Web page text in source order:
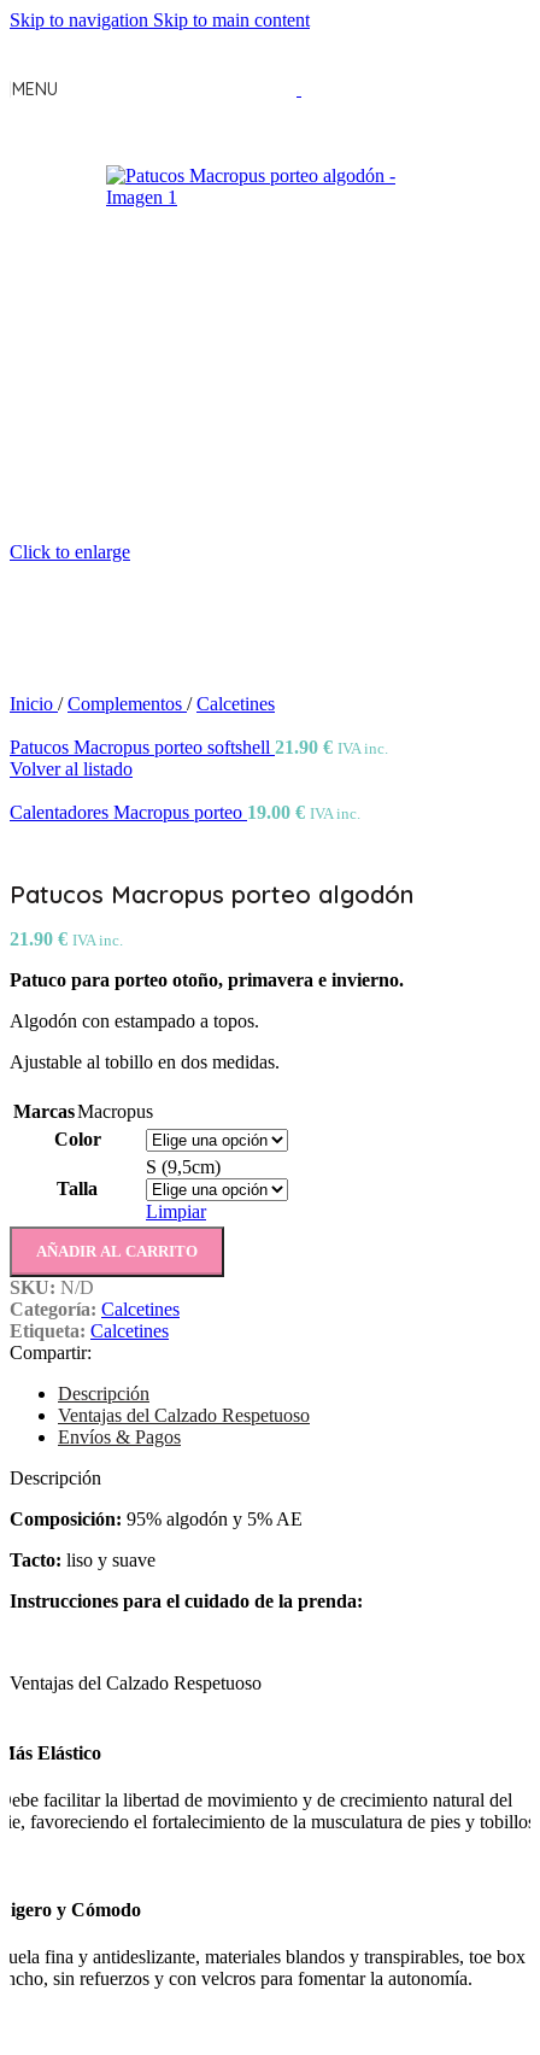
Skip to navigation Skip to main content
MENU
Click to enlarge
Inicio / Complementos / Calcetines
Patucos Macropus porteo softshell 21.90 € IVA inc.
Volver al listado
Calentadores Macropus porteo 19.00 € IVA inc.
Patucos Macropus porteo algodón
21.90 € IVA inc.
Patuco para porteo otoño, primavera e invierno.
Algodón con estampado a topos.
Ajustable al tobillo en dos medidas.
MarcasMacropus
Color
Talla
S (9,5cm)
Limpiar
AÑADIR AL CARRITO
SKU: N/D
Categoría: Calcetines
Etiqueta: Calcetines
Compartir:
Descripción
Ventajas del Calzado Respetuoso
Envíos & Pagos
Descripción
Composición: 95% algodón y 5% AE
Tacto: liso y suave
Instrucciones para el cuidado de la prenda:
Ventajas del Calzado Respetuoso
Elástico
facilitar la libertad de movimiento y de crecimiento natural del
favoreciendo el fortalecimiento de la musculatura de pies y tobillos.
y Cómodo
fina y antideslizante, materiales blandos y transpirables, toe box
sin refuerzos y con velcros para fomentar la autonomía.